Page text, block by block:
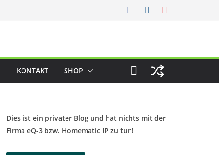
KONTAKT SHOP
Dies ist ein privater Blog und hat nichts mit der
Firma eQ-3 bzw. Homematic IP zu tun!